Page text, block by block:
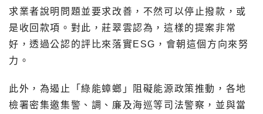
求業者說明問題並要求改善，不然可以停止撥款，或
是收回款項。對此，莊翠雲認為，這樣的提案非常
好，透過公認的評比來落實ESG，會朝這個方向來努
力。
此外，為遏止「綠能蟑螂」阻礙能源政策推動，各地
檢署密集邀集警、調、廉及海巡等司法警察，並與當